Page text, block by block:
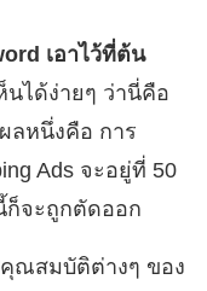
เอาไว้ที่ต้น
นได้ง่ายๆ ว่านี่คือ
ลหนึ่งคือ การ
Ads จะอยู่ที่ 50
ก็จะถูกตัดออก
ณสมบัติต่างๆ ของ